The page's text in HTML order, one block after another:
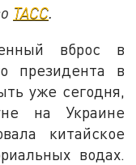
ТАСС
вброс в
президента в
уже сегодня,
на Украине
китайское
водах.